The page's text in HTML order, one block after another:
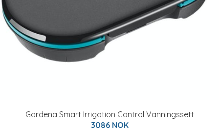
Gardena Smart Irrigation Control Vanningssett
3086 NOK